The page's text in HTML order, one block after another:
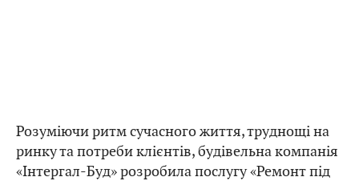
Розуміючи ритм сучасного життя, труднощі на
ринку та потреби клієнтів, будівельна компанія
«Інтергал-Буд» розробила послугу «Ремонт під